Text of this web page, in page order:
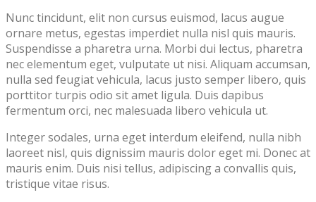
Nunc tincidunt, elit non cursus euismod, lacus augue
ornare metus, egestas imperdiet nulla nisl quis mauris.
Suspendisse a pharetra urna. Morbi dui lectus, pharetra
nec elementum eget, vulputate ut nisi. Aliquam accumsan,
nulla sed feugiat vehicula, lacus justo semper libero, quis
porttitor turpis odio sit amet ligula. Duis dapibus
fermentum orci, nec malesuada libero vehicula ut.
Integer sodales, urna eget interdum eleifend, nulla nibh
laoreet nisl, quis dignissim mauris dolor eget mi. Donec at
mauris enim. Duis nisi tellus, adipiscing a convallis quis,
tristique vitae risus.